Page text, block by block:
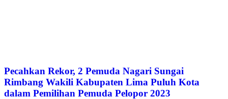
Pecahkan Rekor, 2 Pemuda Nagari Sungai
Rimbang Wakili Kabupaten Lima Puluh Kota
dalam Pemilihan Pemuda Pelopor 2023